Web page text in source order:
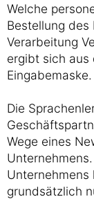
Welche
Bestellung
Verarbeitung
ergibt sich aus
Eingabemaske.
Die
Wege eines
grundsätzlich